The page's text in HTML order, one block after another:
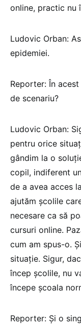
online, practic nu
Ludovic Orban:
epidemiei.
Reporter: În
de scenariu?
Ludovic Orban:
pentru orice
gândim la o
copil, indiferent
de a avea acces
ajutăm școlile
necesare ca să
cursuri online.
cum am spus-o.
situație. Sigur,
încep școlile, nu
începe școala
Reporter: Şi o